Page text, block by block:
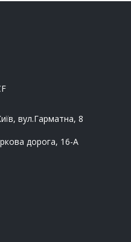
вул.Гарматна, 8
дорога, 16-А